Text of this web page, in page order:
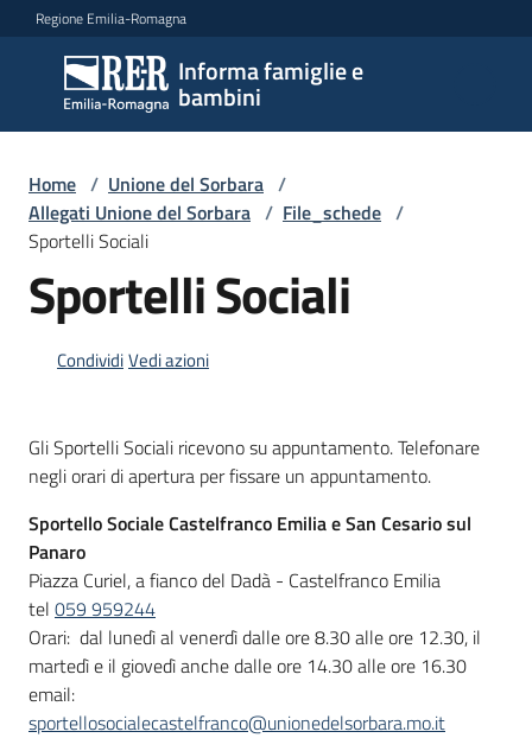
Vai al contenuto
Vai alla navigazione
Vai al footer
Regione Emilia-Romagna
Informa famiglie e
bambini
Informa
famiglie
e
bambini
Argomenti
Servizi
Centri
per
le
famiglie
Informazioni
locali
Home / Unione del Sorbara /
Allegati Unione del Sorbara / File_schede /
Sportelli Sociali
Sportelli Sociali
CondividiVedi azioni
Gli Sportelli Sociali ricevono su appuntamento. Telefonare
negli orari di apertura per fissare un appuntamento.
Sportello Sociale Castelfranco Emilia e San Cesario sul
Panaro
Piazza Curiel, a fianco del Dadà - Castelfranco Emilia
tel 059 959244
Orari: dal lunedì al venerdì dalle ore 8.30 alle ore 12.30, il
martedì e il giovedì anche dalle ore 14.30 alle ore 16.30
email:
sportellosocialecastelfranco@unionedelsorbara.mo.it